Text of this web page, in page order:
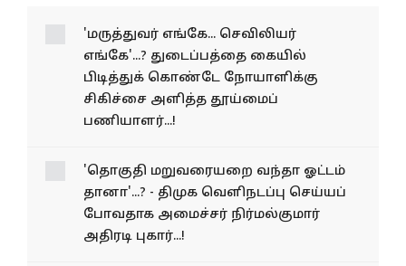
'மருத்துவர் எங்கே... செவிலியர்
எங்கே'...? துடைப்பத்தை கையில்
பிடித்துக் கொண்டே நோயாளிக்கு
சிகிச்சை அளித்த தூய்மைப்
பணியாளர்...!
'தொகுதி மறுவரையறை வந்தா ஓட்டம்
தானா'...? - திமுக வெளிநடப்பு செய்யப்
போவதாக அமைச்சர் நிர்மல்குமார்
அதிரடி புகார்...!